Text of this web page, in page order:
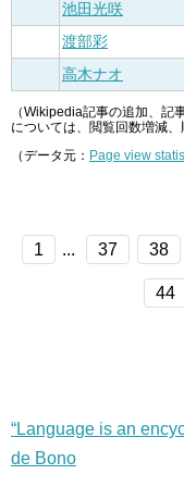
池田光咲
渡部彩
高木ナオ
（Wikipedia記事の追加、記
については、閲覧回数増減
（データ元： Page view
1 ... 37 38
44
“Language is an
de Bono